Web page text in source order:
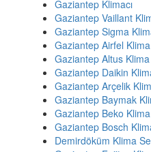
Gaziantep Klimacı
Gaziantep Vaillant
Gaziantep Sigma
Gaziantep Airfel
Gaziantep Altus
Gaziantep Daikin
Gaziantep Arçelik
Gaziantep Baymak
Gaziantep Beko
Gaziantep Bosch
Demirdöküm Klima